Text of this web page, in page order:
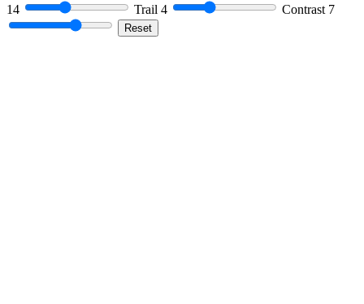
14
Trail 4 Contrast 7
Reset